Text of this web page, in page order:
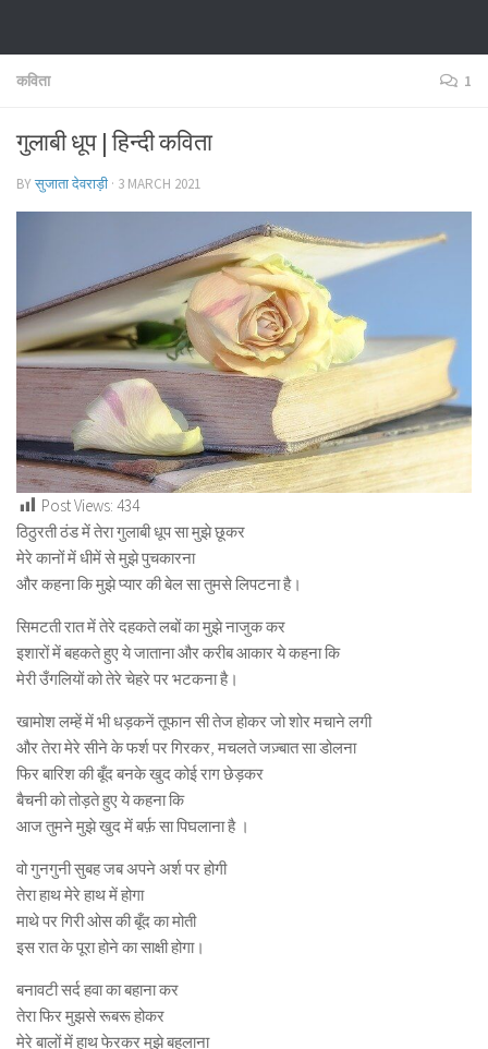
कविता 1
गुलाबी धूप | हिन्दी कविता
BYसुजाता देवराड़ी · 3 MARCH 2021
Post Views: 434
ठिठुरती ठंड में तेरा गुलाबी धूप सा मुझे छूकर
मेरे कानों में धीमें से मुझे पुचकारना
और कहना कि मुझे प्यार की बेल सा तुमसे लिपटना है।
सिमटती रात में तेरे दहकते लबों का मुझे नाजुक कर
इशारों में बहकते हुए ये जाताना और करीब आकार ये कहना कि
मेरी उँगलियों को तेरे चेहरे पर भटकना है।
खामोश लम्हें में भी धड़कनें तूफान सी तेज होकर जो शोर मचाने लगी
और तेरा मेरे सीने के फर्श पर गिरकर, मचलते जज़्बात सा डोलना
फिर बारिश की बूँद बनके खुद कोई राग छेड़कर
बैचनी को तोड़ते हुए ये कहना कि
आज तुमने मुझे खुद में बर्फ़ सा पिघलाना है ।
वो गुनगुनी सुबह जब अपने अर्श पर होगी
तेरा हाथ मेरे हाथ में होगा
माथे पर गिरी ओस की बूँद का मोती
इस रात के पूरा होने का साक्षी होगा।
बनावटी सर्द हवा का बहाना कर
तेरा फिर मुझसे रूबरू होकर
मेरे बालों में हाथ फेरकर मुझे बहलाना